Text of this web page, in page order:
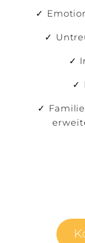
✓
✓
✓
✓
✓